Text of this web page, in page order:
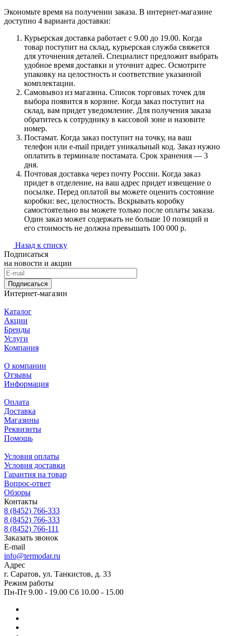
Экономьте время на получении заказа. В интернет-магазине
доступно 4 варианта доставки:
Курьерская доставка работает с 9.00 до 19.00. Когда
товар поступит на склад, курьерская служба свяжется
для уточнения деталей. Специалист предложит выбрать
удобное время доставки и уточнит адрес. Осмотрите
упаковку на целостность и соответствие указанной
комплектации.
Самовывоз из магазина. Список торговых точек для
выбора появится в корзине. Когда заказ поступит на
склад, вам придет уведомление. Для получения заказа
обратитесь к сотруднику в кассовой зоне и назовите
номер.
Постамат. Когда заказ поступит на точку, на ваш
телефон или e-mail придет уникальный код. Заказ нужно
оплатить в терминале постамата. Срок хранения — 3
дня.
Почтовая доставка через почту России. Когда заказ
придет в отделение, на ваш адрес придет извещение о
посылке. Перед оплатой вы можете оценить состояние
коробки: вес, целостность. Вскрывать коробку
самостоятельно вы можете только после оплаты заказа.
Один заказ может содержать не больше 10 позиций и
его стоимость не должна превышать 100 000 р.
Назад к списку
Подписаться
на новости и акции
Подписаться
Интернет-магазин
Каталог
Акции
Бренды
Услуги
Компания
О компании
Отзывы
Информация
Оплата
Доставка
Магазины
Реквизиты
Помощь
Условия оплаты
Условия доставки
Гарантия на товар
Вопрос-ответ
Обзоры
Контакты
8 (8452) 766-333
8 (8452) 766-333
8 (8452) 766-111
Заказать звонок
E-mail
info@termodar.ru
Адрес
г. Саратов, ул. Танкистов, д. 33
Режим работы
Пн-Пт 9.00 - 19.00 Сб 10.00 - 15.00